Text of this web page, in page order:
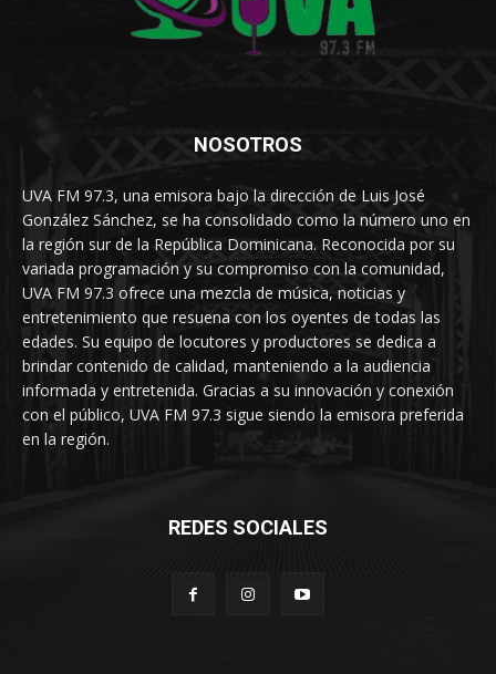
NOSOTROS
UVA FM 97.3, una emisora bajo la dirección de Luis José
González Sánchez, se ha consolidado como la número uno en
la región sur de la República Dominicana. Reconocida por su
variada programación y su compromiso con la comunidad,
UVA FM 97.3 ofrece una mezcla de música, noticias y
entretenimiento que resuena con los oyentes de todas las
edades. Su equipo de locutores y productores se dedica a
brindar contenido de calidad, manteniendo a la audiencia
informada y entretenida. Gracias a su innovación y conexión
con el público, UVA FM 97.3 sigue siendo la emisora preferida
en la región.
REDES SOCIALES